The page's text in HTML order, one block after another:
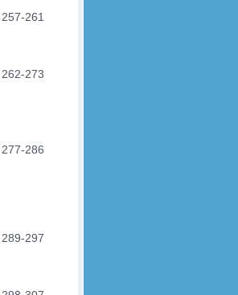
257-261
262-273
277-286
289-297